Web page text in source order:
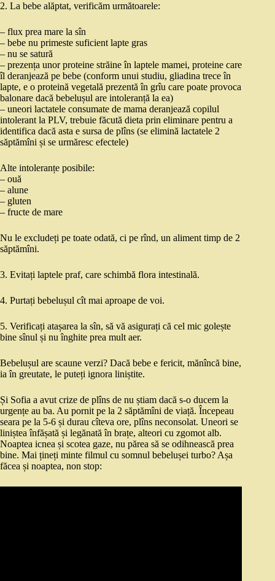
2. La bebe alăptat, verificăm următoarele:
– flux prea mare la sîn
– bebe nu primeste suficient lapte gras
– nu se satură
– prezența unor proteine străine în laptele mamei, proteine care
îl deranjează pe bebe (conform unui studiu, gliadina trece în
lapte, e o proteină vegetală prezentă în grîu care poate provoca
balonare dacă bebelușul are intoleranță la ea)
– uneori lactatele consumate de mama deranjează copilul
intolerant la PLV, trebuie făcută dieta prin eliminare pentru a
identifica dacă asta e sursa de plîns (se elimină lactatele 2
săptămîni și se urmăresc efectele)
Alte intoleranțe posibile:
– ouă
– alune
– gluten
– fructe de mare
Nu le excludeți pe toate odată, ci pe rînd, un aliment timp de 2
săptămîni.
3. Evitați laptele praf, care schimbă flora intestinală.
4. Purtați bebelușul cît mai aproape de voi.
5. Verificați atașarea la sîn, să vă asigurați că cel mic golește
bine sînul și nu înghite prea mult aer.
Bebelușul are scaune verzi? Dacă bebe e fericit, mănîncă bine,
ia în greutate, le puteți ignora liniștite.
Și Sofia a avut crize de plîns de nu știam dacă s-o ducem la
urgențe au ba. Au pornit pe la 2 săptămîni de viață. Începeau
seara pe la 5-6 și durau cîteva ore, plîns neconsolat. Uneori se
liniștea înfășată și legănată în brațe, alteori cu zgomot alb.
Noaptea icnea și scotea gaze, nu părea să se odihnească prea
bine. Mai țineți minte filmul cu somnul bebelușei turbo? Așa
făcea și noaptea, non stop: